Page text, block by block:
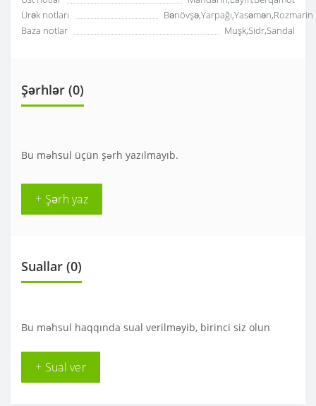
Ürək notları
Bənövşə,Yarpağı,Yasəmən,Rozmarin
Baza notlar
Muşk,Sidr,Sandal
Şərhlər (0)
Bu məhsul üçün şərh yazılmayıb.
+ Şərh yaz
Suallar (0)
Bu məhsul haqqında sual verilməyib, birinci siz olun
+ Sual ver